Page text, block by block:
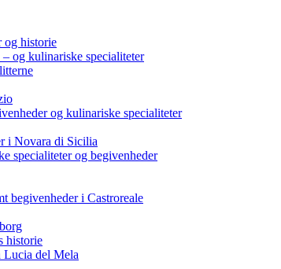
og historie
og kulinariske specialiteter
og kulinariske specialiteter
i Novara di Sicilia
specialiteter og begivenheder
begivenheder i Castroreale
historie
Lucia del Mela